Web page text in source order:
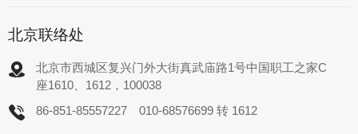
北京联络处
北京市西城区复兴门外大街真武庙路1号中国职工之家C
座1610、1612，100038
86-851-85557227
010-68576699 转 1612